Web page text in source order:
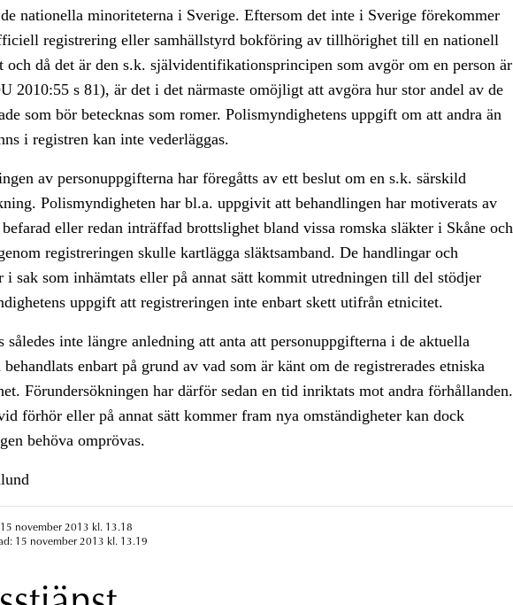
nationella minoriteterna i Sverige. Eftersom det inte i Sverige förekommer
registrering eller samhällstyrd bokföring av tillhörighet till en nationell
och då det är den s.k. självidentifikationsprincipen som avgör om en person är
2010:55 s 81), är det i det närmaste omöjligt att avgöra hur stor andel av de
som bör betecknas som romer. Polismyndighetens uppgift om att andra än
i registren kan inte vederläggas.
av personuppgifterna har föregåtts av ett beslut om en s.k. särskild
Polismyndigheten har bl.a. uppgivit att behandlingen har motiverats av
eller redan inträffad brottslighet bland vissa romska släkter i Skåne och
registreringen skulle kartlägga släktsamband. De handlingar och
i sak som inhämtats eller på annat sätt kommit utredningen till del stödjer
uppgift att registreringen inte enbart skett utifrån etnicitet.
således inte längre anledning att anta att personuppgifterna i de aktuella
behandlats enbart på grund av vad som är känt om de registrerades etniska
Förundersökningen har därför sedan en tid inriktats mot andra förhållanden.
förhör eller på annat sätt kommer fram nya omständigheter kan dock
behöva omprövas.
november 2013 kl. 13.18
15 november 2013 kl. 13.19